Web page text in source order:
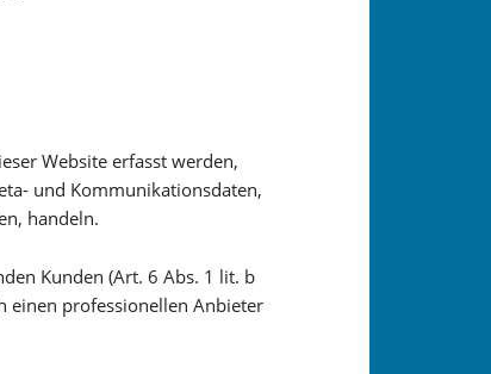
Website erfasst werden,
und Kommunikationsdaten,
handeln.
Kunden (Art. 6 Abs. 1 lit. b
einen professionellen Anbieter